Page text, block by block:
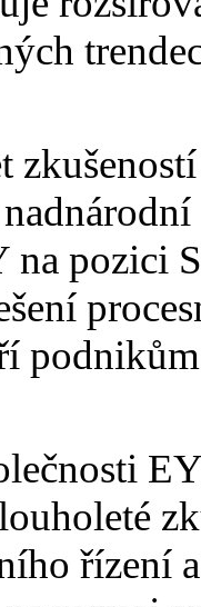
na pozici
řízení